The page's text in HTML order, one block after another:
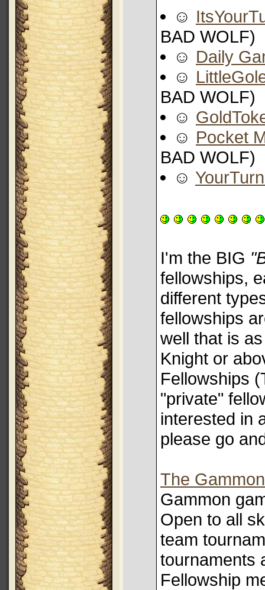
☺
BAD WOLF)
☺ Daily
☺
BAD WOLF)
☺
☺ Pocket
BAD WOLF)
☺
I'm the BIG
fellowships,
different
fellowships
well that is
Knight or
Fellowships
"private"
interested in
please go
The
Gammon
Open to all
team
tournaments
Fellowship